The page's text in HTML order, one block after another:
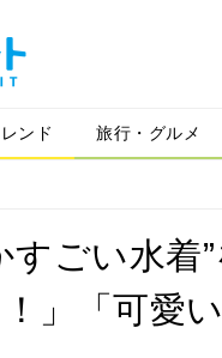
ンド 旅行・グルメ
ごい水着
」「可愛い